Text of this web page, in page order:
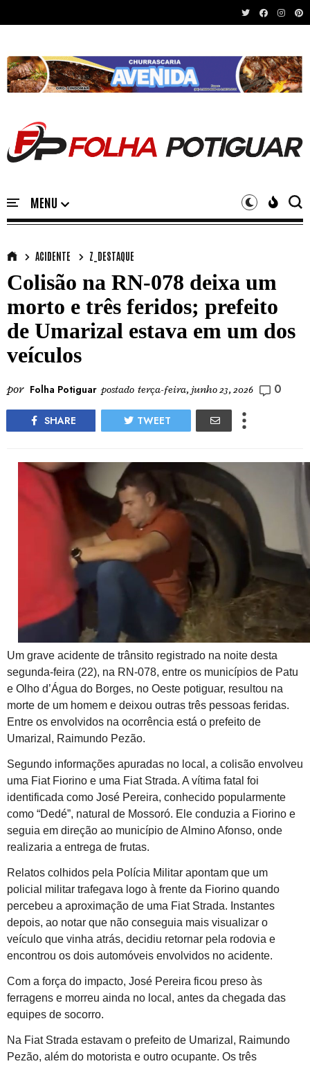
ACIDENTE Z_DESTAQUE
Colisão na RN-078 deixa um
morto e três feridos; prefeito
de Umarizal estava em um dos
veículos
por Folha Potiguar postado terça-feira, junho 23, 2026 0
SHARE TWEET
Um grave acidente de trânsito registrado na noite desta
segunda-feira (22), na RN-078, entre os municípios de Patu
e Olho d’Água do Borges, no Oeste potiguar, resultou na
morte de um homem e deixou outras três pessoas feridas.
Entre os envolvidos na ocorrência está o prefeito de
Umarizal, Raimundo Pezão.
Segundo informações apuradas no local, a colisão envolveu
uma Fiat Fiorino e uma Fiat Strada. A vítima fatal foi
identificada como José Pereira, conhecido popularmente
como “Dedé”, natural de Mossoró. Ele conduzia a Fiorino e
seguia em direção ao município de Almino Afonso, onde
realizaria a entrega de frutas.
Relatos colhidos pela Polícia Militar apontam que um
policial militar trafegava logo à frente da Fiorino quando
percebeu a aproximação de uma Fiat Strada. Instantes
depois, ao notar que não conseguia mais visualizar o
veículo que vinha atrás, decidiu retornar pela rodovia e
encontrou os dois automóveis envolvidos no acidente.
Com a força do impacto, José Pereira ficou preso às
ferragens e morreu ainda no local, antes da chegada das
equipes de socorro.
Na Fiat Strada estavam o prefeito de Umarizal, Raimundo
Pezão, além do motorista e outro ocupante. Os três